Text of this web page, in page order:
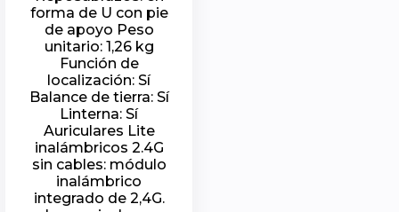
forma de U con pie
de apoyo Peso
unitario: 1,26 kg
Función de
localización: Sí
Balance de tierra: Sí
Linterna: Sí
Auriculares Lite
inalámbricos 2.4G
sin cables: módulo
inalámbrico
integrado de 2,4G.